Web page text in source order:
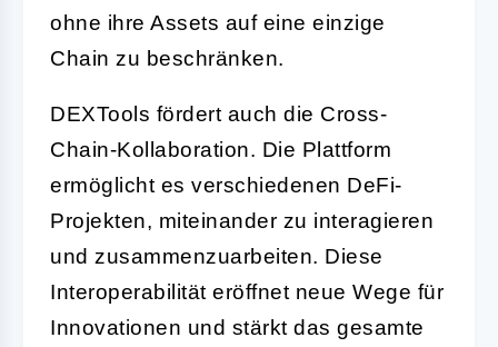
ohne ihre Assets auf eine einzige
Chain zu beschränken.
DEXTools fördert auch die Cross-
Chain-Kollaboration. Die Plattform
ermöglicht es verschiedenen DeFi-
Projekten, miteinander zu interagieren
und zusammenzuarbeiten. Diese
Interoperabilität eröffnet neue Wege für
Innovationen und stärkt das gesamte